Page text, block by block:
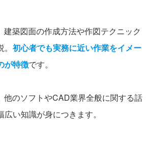
築図面の作成方法や作図テクニック
初心者でも実務に近い作業をイメー
が特徴です。
他のソフトやCAD業界全般に関する話
い知識が身につきます。